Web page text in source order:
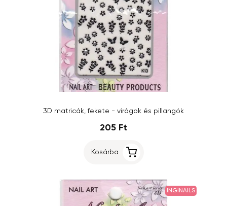
3D matricák, fekete - virágok és pillangók
205 Ft
Kosárba
INGINAILS